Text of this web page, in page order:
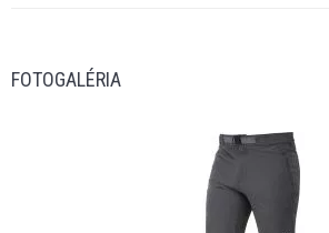
FOTOGALÉRIA